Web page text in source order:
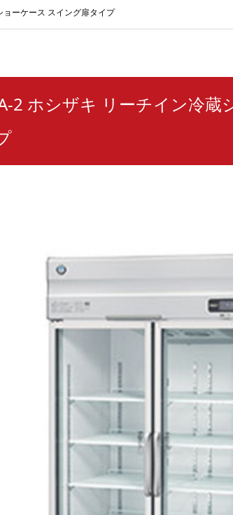
ーケース スイング扉タイプ
2 ホシザキ リーチイン冷蔵